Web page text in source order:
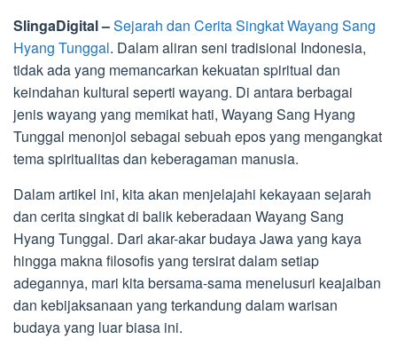
SlingaDigital –Sejarah dan Cerita Singkat Wayang Sang
Hyang Tunggal. Dalam aliran seni tradisional Indonesia,
tidak ada yang memancarkan kekuatan spiritual dan
keindahan kultural seperti wayang. Di antara berbagai
jenis wayang yang memikat hati, Wayang Sang Hyang
Tunggal menonjol sebagai sebuah epos yang mengangkat
tema spiritualitas dan keberagaman manusia.
Dalam artikel ini, kita akan menjelajahi kekayaan sejarah
dan cerita singkat di balik keberadaan Wayang Sang
Hyang Tunggal. Dari akar-akar budaya Jawa yang kaya
hingga makna filosofis yang tersirat dalam setiap
adegannya, mari kita bersama-sama menelusuri keajaiban
dan kebijaksanaan yang terkandung dalam warisan
budaya yang luar biasa ini.